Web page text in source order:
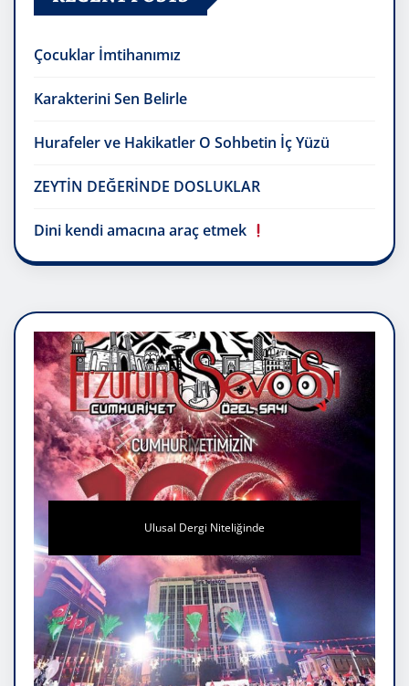
Çocuklar İmtihanımız
Karakterini Sen Belirle
Hurafeler ve Hakikatler O Sohbetin İç Yüzü
ZEYTİN DEĞERİNDE DOSLUKLAR
Dini kendi amacına araç etmek
Ulusal Dergi Niteliğinde